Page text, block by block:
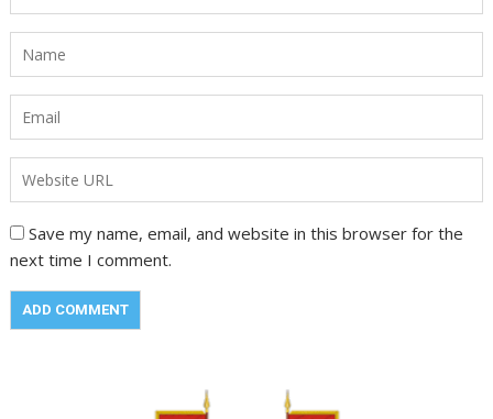
Save my name, email, and website in this browser for the
next time I comment.